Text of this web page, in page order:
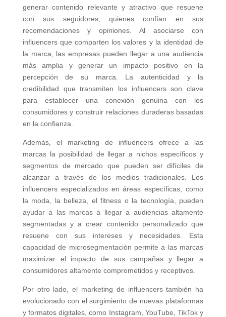
generar contenido relevante y atractivo que resuene
con sus seguidores, quienes confían en sus
recomendaciones y opiniones. Al asociarse con
influencers que comparten los valores y la identidad de
la marca, las empresas pueden llegar a una audiencia
más amplia y generar un impacto positivo en la
percepción de su marca. La autenticidad y la
credibilidad que transmiten los influencers son clave
para establecer una conexión genuina con los
consumidores y construir relaciones duraderas basadas
en la confianza.
Además, el marketing de influencers ofrece a las
marcas la posibilidad de llegar a nichos específicos y
segmentos de mercado que pueden ser difíciles de
alcanzar a través de los medios tradicionales. Los
influencers especializados en áreas específicas, como
la moda, la belleza, el fitness o la tecnología, pueden
ayudar a las marcas a llegar a audiencias altamente
segmentadas y a crear contenido personalizado que
resuene con sus intereses y necesidades. Esta
capacidad de microsegmentación permite a las marcas
maximizar el impacto de sus campañas y llegar a
consumidores altamente comprometidos y receptivos.
Por otro lado, el marketing de influencers también ha
evolucionado con el surgimiento de nuevas plataformas
y formatos digitales, como Instagram, YouTube, TikTok y